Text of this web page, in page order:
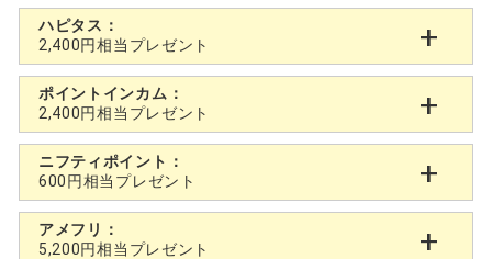
ハピタス：
2,400円相当プレゼント
ポイントインカム：
2,400円相当プレゼント
ニフティポイント：
600円相当プレゼント
アメフリ：
5,200円相当プレゼント